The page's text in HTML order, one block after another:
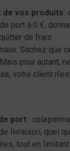
de vos produits :
port à 0 €,
de frais
Sachez que
pour autant, ne
votre client
port : cela
livraison, quel
tout en